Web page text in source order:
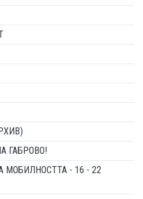
ГАБРОВО!
- 16 - 22